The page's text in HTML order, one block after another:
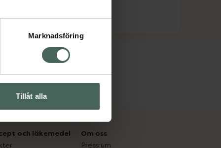
Marknadsföring
Tillåt alla
och läkemedel Om oss
Pressrum